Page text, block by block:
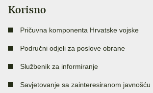
Korisno
Pričuvna komponenta Hrvatske vojske
Područni odjeli za poslove obrane
Službenik za informiranje
Savjetovanje sa zainteresiranom javnošću